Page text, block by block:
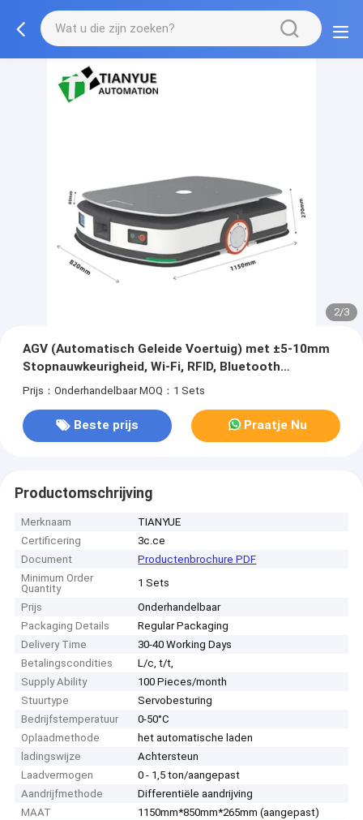
2/3
AGV (Automatisch Geleide Voertuig) met ±5-10mm
Stopnauwkeurigheid, Wi-Fi, RFID, Bluetooth
Communicatie en 0-1,5 ton Laadvermogen
Prijs：Onderhandelbaar MOQ：1 Sets
Beste prijs Praatje Nu
Productomschrijving
Merknaam
TIANYUE
Certificering
3c.ce
Document
Productenbrochure PDF
Minimum Order
Quantity
1 Sets
Prijs
Onderhandelbaar
Packaging Details
Regular Packaging
Delivery Time
30-40 Working Days
Betalingscondities
L/c, t/t,
Supply Ability
100 Pieces/month
Stuurtype
Servobesturing
Bedrijfstemperatuur
0-50°C
Oplaadmethode
het automatische laden
ladingswijze
Achtersteun
Laadvermogen
0 - 1,5 ton/aangepast
Aandrijfmethode
Differentiële aandrijving
MAAT
1150mm*850mm*265mm (aangepast)